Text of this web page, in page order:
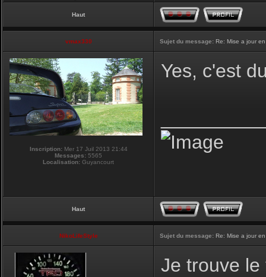
Haut
vmax330 Sujet du message: Re: Mise a jour
Inscription:Mer 17 Juil 2013 21:44
Messages: 5565
Localisation: Guyancourt
Yes, c'est
Haut
NikoLifeStyle Sujet du message: Re: Mise a jour
Je trouve